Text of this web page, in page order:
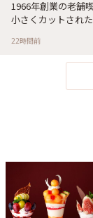
さらさらでした❄️
されていてめちゃ
ってどんどんスプ
こないお味で、ま
またいただきたい
利用するお店☕️
員のお姉さんがマ
のもありだなと思
ェ #カフェ巡り #
原町 #浅草 #東京
1966年創業の老舗
小さくカットされ
美味しさはもちろ
純喫茶での #ひみ
本橋#三越前#純喫
22時間前